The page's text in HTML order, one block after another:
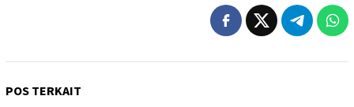
POS TERKAIT